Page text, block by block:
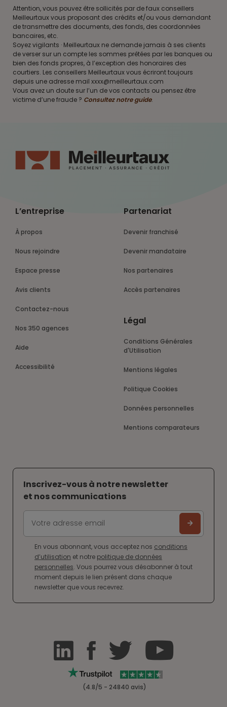
Attention, vous pouvez être sollicités par de faux conseillers
Meilleurtaux vous proposant des crédits et/ou vous demandant
de transmettre des documents, des fonds, des coordonnées
bancaires, etc.
Soyez vigilants · Meilleurtaux ne demande jamais à ses clients
de verser sur un compte les sommes prêtées par les banques ou
bien des fonds propres, à l’exception des honoraires des
courtiers. Les conseillers Meilleurtaux vous écriront toujours
depuis une adresse mail xxxx@meilleurtaux.com
Vous avez un doute sur l’un de vos contacts ou pensez être
victime d’une fraude ? Consultez notre guide.
L’entreprise
À propos
Nous rejoindre
Espace presse
Avis clients
Contactez-nous
Nos 350 agences
Aide
Accessibilité
Partenariat
Devenir franchisé
Devenir mandataire
Nos partenaires
Accès partenaires
Légal
Conditions Générales
d'Utilisation
Mentions légales
Politique Cookies
Données personnelles
Mentions comparateurs
Inscrivez-vous à notre newsletter
et nos communications
En vous abonnant, vous acceptez nos conditions
d’utilisation et notre politique de données
personnelles. Vous pourrez vous désabonner à tout
moment depuis le lien présent dans chaque
newsletter que vous recevrez.
(4.8/5 - 24840 avis)